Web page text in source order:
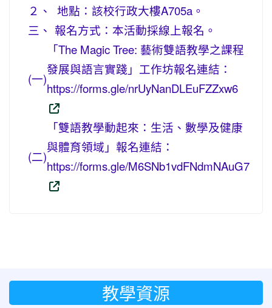
２、
地點：該校行政大樓A705a。
三、 報名方式：本活動採線上報名。
(一)
「The Magic Tree: 藝術雙語教學之課程
發展與語言實踐」工作坊報名連結：
https://forms.gle/nrUyNanDLEuFZZxw6
(二)
「雙語教學動起來：生活、數學及健康
與體育領域」報名連結：
https://forms.gle/M6SNb1vdFNdmNAuG7
教學資源